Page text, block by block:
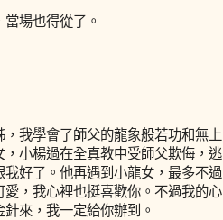
場也得從了。
我學會了師父的龍象般若功和無上
小楊過在全真教中受師父欺侮，逃
好了。他再遇到小龍女，最多不過
，我心裡也挺喜歡你。不過我的心
來，我一定給你辦到。